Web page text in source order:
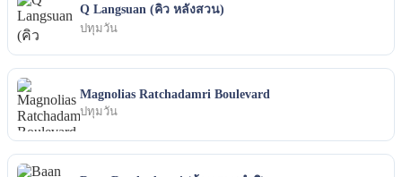
Q Langsuan (คิว หลังสวน)
ปทุมวัน
Magnolias Ratchadamri Boulevard
ปทุมวัน